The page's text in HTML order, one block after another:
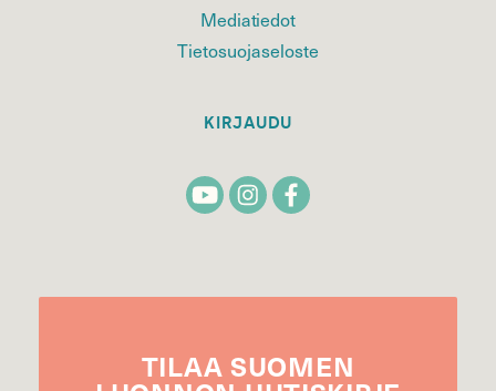
Mediatiedot
Tietosuojaseloste
KIRJAUDU
TILAA SUOMEN